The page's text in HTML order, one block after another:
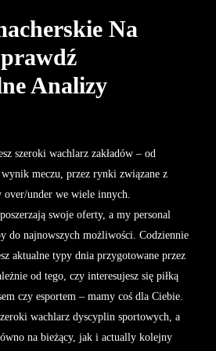
Na
Analizy
szeroki wachlarz zakładów – od
meczu, przez rynki związane z
over/under we wiele innych.
swoje oferty, a my personal
do najnowszych możliwości. Codziennie
aktualne typy dnia przygotowane przez
od tego, czy interesujesz się piłką
czy esportem – mamy coś dla Ciebie.
wachlarz dyscyplin sportowych, a
na bieżący, jak i actually kolejny